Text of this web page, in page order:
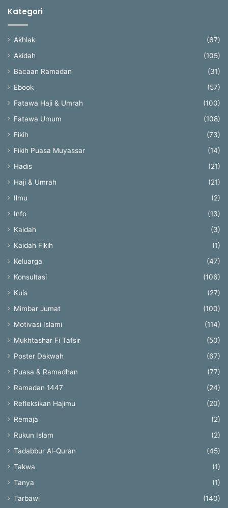
Kategori
Akhlak
(67)
Akidah
(105)
Bacaan Ramadan
(31)
Ebook
(57)
Fatawa Haji & Umrah
(100)
Fatawa Umum
(108)
Fikih
(73)
Fikih Puasa Muyassar
(14)
Hadis
(21)
Haji & Umrah
(21)
Ilmu
(2)
Info
(13)
Kaidah
(3)
Kaidah Fikih
(1)
Keluarga
(47)
Konsultasi
(106)
Kuis
(27)
Mimbar Jumat
(100)
Motivasi Islami
(114)
Mukhtashar Fi Tafsir
(50)
Poster Dakwah
(67)
Puasa & Ramadhan
(77)
Ramadan 1447
(24)
Refleksikan Hajimu
(20)
Remaja
(2)
Rukun Islam
(2)
Tadabbur Al-Quran
(45)
Takwa
(1)
Tanya
(1)
Tarbawi
(140)